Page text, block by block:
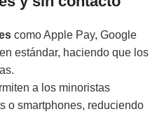
como Apple Pay, Google
estándar, haciendo que los
a los minoristas
o smartphones, reduciendo